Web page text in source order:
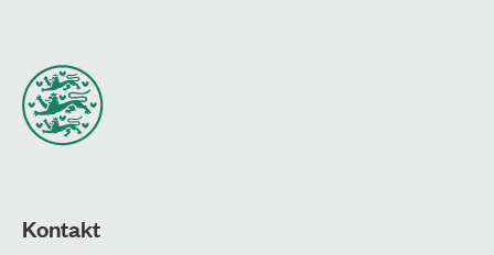
Kontakt